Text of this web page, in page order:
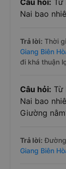
Câu hỏi: Từ
Nai bao
Trả lời: Thời
Giang Biên
đi khá thuận
Câu hỏi: Từ
Nai bao
Giường
Trả lời:
Giang Biên